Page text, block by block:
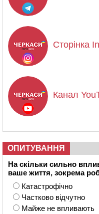
Сторінка
Канал
ОПИТУВАННЯ
На скільки сильно
ваше життя, зокрема
Катастрофічно
Частково відчутно
Майже не впливають